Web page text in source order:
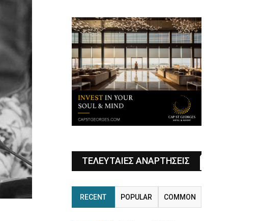
ΤΕΛΕΥΤΑΙΕΣ ΑΝΑΡΤΗΣΕΙΣ
RECENT POPULAR COMMON